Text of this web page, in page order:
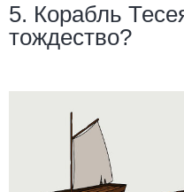
5. Корабль
тождество?